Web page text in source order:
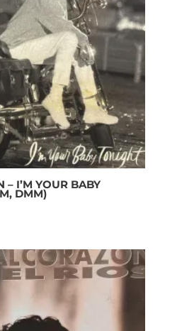
– I’M YOUR BABY
DMM)